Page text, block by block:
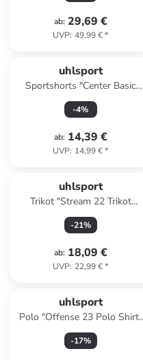
ab: 29,69 €
UVP: 49,99 €*
uhlsport
Sportshorts "Center Basic
Shorts Ohne Innenslip" in
Grün
-4%
ab: 14,39 €
UVP: 14,99 €*
uhlsport
Trikot "Stream 22 Trikot
Langarm" in Rot
-21%
ab: 18,09 €
UVP: 22,99 €*
uhlsport
Polo "Offense 23 Polo Shirt"
in Blau
-17%